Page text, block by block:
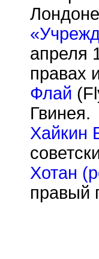
апреля
правах
Флай
Гвинея.
Хайкин
Хотан
правый